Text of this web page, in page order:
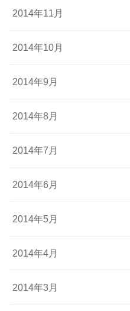
2014年11月
2014年10月
2014年9月
2014年8月
2014年7月
2014年6月
2014年5月
2014年4月
2014年3月